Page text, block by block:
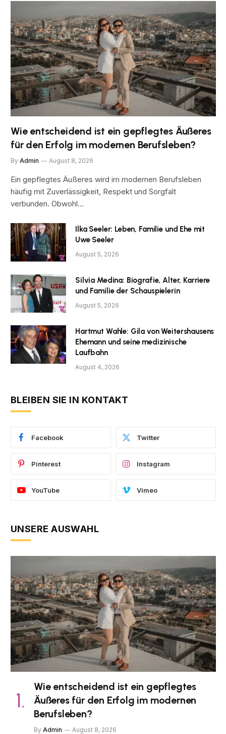
Wie entscheidend ist ein gepflegtes Äußeres
für den Erfolg im modernen Berufsleben?
By Admin August 8, 2026
Ein gepflegtes Äußeres wird im modernen Berufsleben
häufig mit Zuverlässigkeit, Respekt und Sorgfalt
verbunden. Obwohl…
Ilka Seeler: Leben, Familie und Ehe mit
Uwe Seeler
August 5, 2026
Silvia Medina: Biografie, Alter, Karriere
und Familie der Schauspielerin
August 5, 2026
Hartmut Wahle: Gila von Weitershausens
Ehemann und seine medizinische
Laufbahn
August 4, 2026
BLEIBEN SIE IN KONTAKT
Facebook Twitter
Pinterest Instagram
YouTube Vimeo
UNSERE AUSWAHL
Wie entscheidend ist ein gepflegtes
Äußeres für den Erfolg im modernen
Berufsleben?
By Admin August 8, 2026